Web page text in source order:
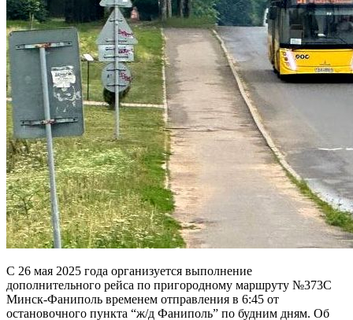
С 26 мая 2025 года организуется выполнение
дополнительного рейса по пригородному маршруту №373С
Минск-Фаниполь временем отправления в 6:45 от
остановочного пункта “ж/д Фаниполь” по будним дням. Об